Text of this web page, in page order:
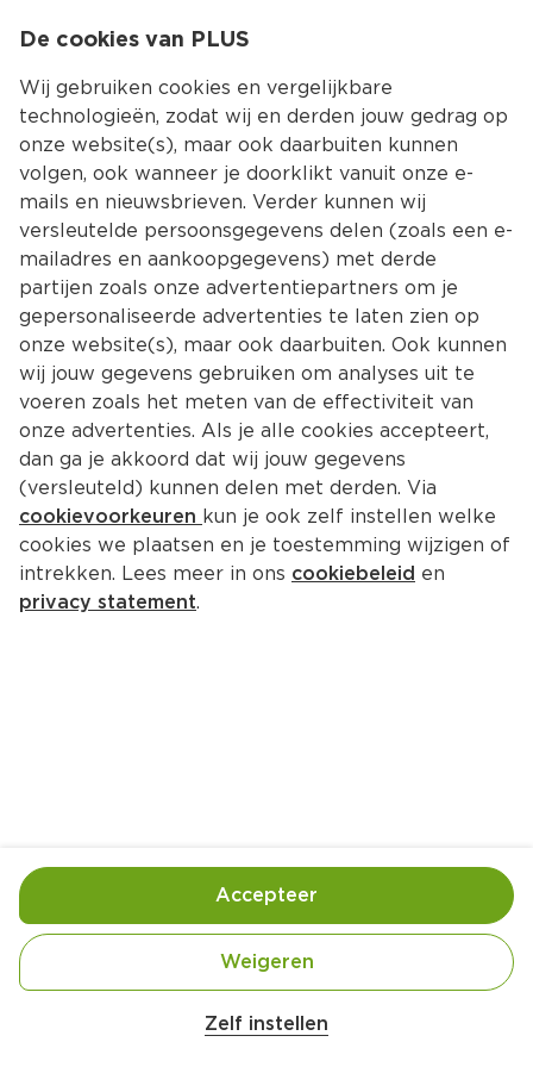
Kies jouw
Terug Producten
STEENBERGE PAPA QUADRUPEL
75CL
Handige informatie over dit product
Aan mensen onder 18 jaar verkopen wij geen
De cookies van PLUS
Wij gebruiken cookies en vergelijkbare
technologieën, zodat wij en derden jouw gedrag op
onze website(s), maar ook daarbuiten kunnen
volgen, ook wanneer je doorklikt vanuit onze e-
mails en nieuwsbrieven. Verder kunnen wij
versleutelde persoonsgegevens delen (zoals een e-
mailadres en aankoopgegevens) met derde
partijen zoals onze advertentiepartners om je
gepersonaliseerde advertenties te laten zien op
onze website(s), maar ook daarbuiten. Ook kunnen
wij jouw gegevens gebruiken om analyses uit te
voeren zoals het meten van de effectiviteit van
onze advertenties. Als je alle cookies accepteert,
dan ga je akkoord dat wij jouw gegevens
(versleuteld) kunnen delen met derden. Via
cookievoorkeuren kun je ook zelf instellen welke
cookies we plaatsen en je toestemming wijzigen of
intrekken. Lees meer in ons cookiebeleid en
privacy statement.
Zelf instellen
Weigeren
Accepteer